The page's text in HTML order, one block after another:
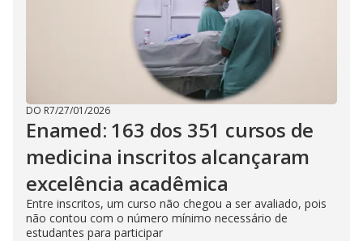
DO R7/27/01/2026
Enamed: 163 dos 351 cursos de
medicina inscritos alcançaram
excelência acadêmica
Entre inscritos, um curso não chegou a ser avaliado, pois
não contou com o número mínimo necessário de
estudantes para participar